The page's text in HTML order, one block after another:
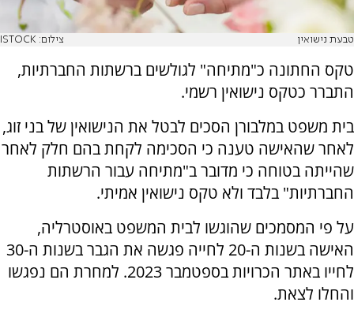
טבעת נישואין צילום: ISTOCK
טקס החתונה כ"מתיחה" לגולשים ברשתות החברתיות,
התברר כטקס נישואין רשמי.
בית משפט במלבורן הסכים לבטל את הנישואין של בני זוג,
לאחר שהאישה טענה כי הסכימה לקחת בהם חלק לאחר
שהייתה בטוחה כי מדובר ב"מתיחה עבור הרשתות
החברתיות" בלבד ולא טקס נישואין אמיתי.
על פי המסמכים שהוגשו לבית המשפט באוסטרליה,
האישה בשנות ה-20 לחייה פגשה את הגבר בשנות ה-30
לחייו באתר הכרויות בספטמבר 2023. למחרת הם נפגשו
והחלו לצאת.